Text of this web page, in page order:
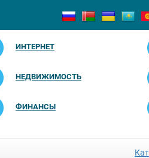
ИНТЕРНЕТ
НЕДВИЖИМОСТЬ
ФИНАНСЫ